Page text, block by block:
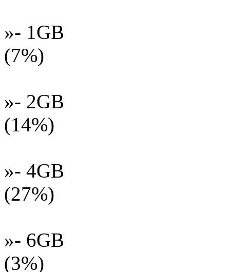
»- 1GB
(7%)
»- 2GB
(14%)
»- 4GB
(27%)
»- 6GB
(3%)